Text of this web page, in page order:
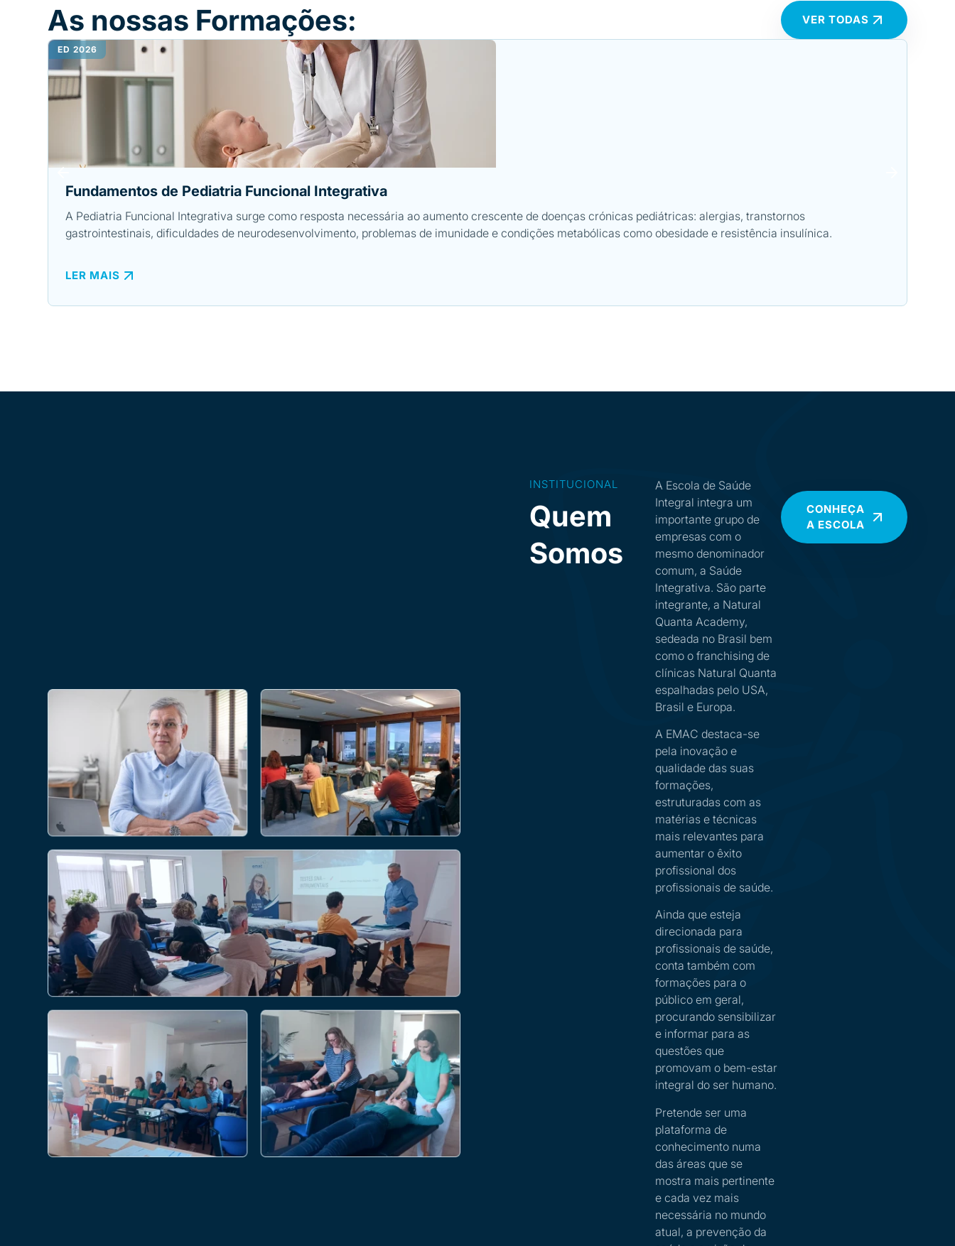
As nossas Formações: VER TODAS
Fundamentos de Pediatria Funcional Integrativa
A Pediatria Funcional Integrativa surge como resposta necessária ao aumento crescente de doenças crónicas pediátricas: alergias, transtornos
gastrointestinais, dificuldades de neurodesenvolvimento, problemas de imunidade e condições metabólicas como obesidade e resistência insulínica.
ED 2026
LER MAIS
INSTITUCIONAL
Quem
Somos
A Escola de Saúde
Integral integra um
importante grupo de
empresas com o
mesmo denominador
comum, a Saúde
Integrativa. São parte
integrante, a Natural
Quanta Academy,
sedeada no Brasil bem
como o franchising de
clínicas Natural Quanta
espalhadas pelo USA,
Brasil e Europa.
A EMAC destaca-se
pela inovação e
qualidade das suas
formações,
estruturadas com as
matérias e técnicas
mais relevantes para
aumentar o êxito
profissional dos
profissionais de saúde.
Ainda que esteja
direcionada para
profissionais de saúde,
conta também com
formações para o
público em geral,
procurando sensibilizar
e informar para as
questões que
promovam o bem-estar
integral do ser humano.
Pretende ser uma
plataforma de
conhecimento numa
das áreas que se
mostra mais pertinente
e cada vez mais
necessária no mundo
atual, a prevenção da
CONHEÇA
A ESCOLA